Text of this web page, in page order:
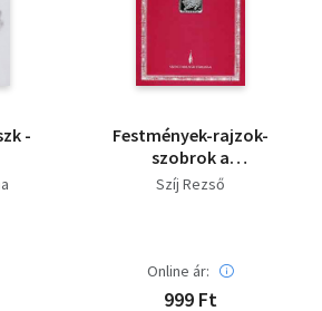
-
Festmények-rajzok-
szobrok a
gyűjteményben
Szíj Rezső
Online ár:
999 Ft